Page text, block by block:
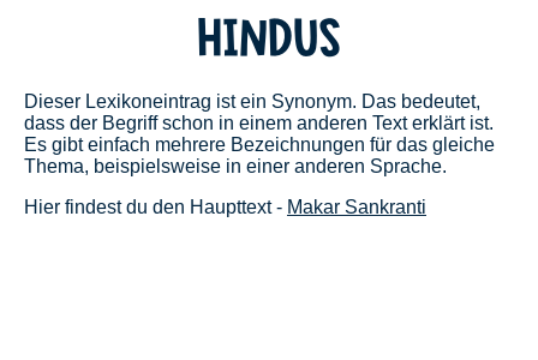
HINDUS
Dieser Lexikoneintrag ist ein Synonym. Das bedeutet,
dass der Begriff schon in einem anderen Text erklärt ist.
Es gibt einfach mehrere Bezeichnungen für das gleiche
Thema, beispielsweise in einer anderen Sprache.
Hier findest du den Haupttext - Makar Sankranti